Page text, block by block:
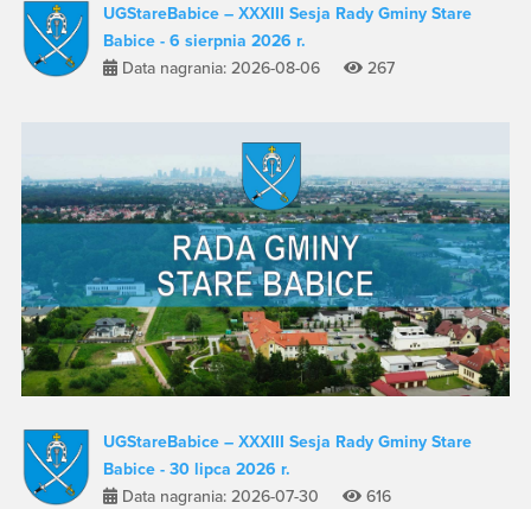
UGStareBabice – XXXIII Sesja Rady Gminy Stare
Babice - 6 sierpnia 2026 r.
Data nagrania: 2026-08-06
267
UGStareBabice – XXXIII Sesja Rady Gminy Stare
Babice - 30 lipca 2026 r.
Data nagrania: 2026-07-30
616